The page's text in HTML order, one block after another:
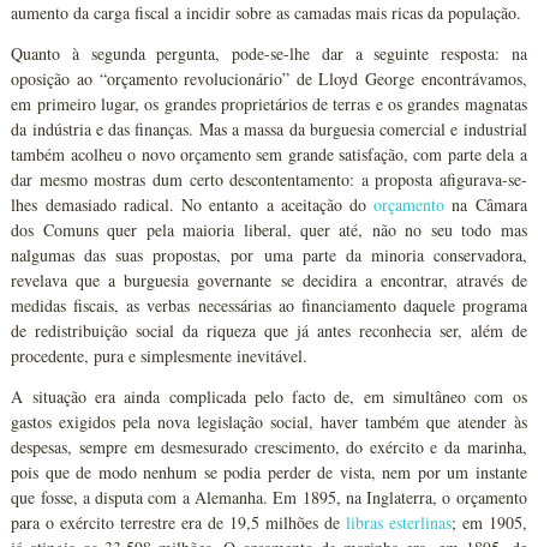
aumento da carga fiscal a incidir sobre as camadas mais ricas da população.
Quanto à segunda pergunta, pode-se-lhe dar a seguinte resposta: na
oposição ao “orçamento revolucionário” de Lloyd George encontrávamos,
em primeiro lugar, os grandes proprietários de terras e os grandes magnatas
da indústria e das finanças. Mas a massa da burguesia comercial e industrial
também acolheu o novo orçamento sem grande satisfação, com parte dela a
dar mesmo mostras dum certo descontentamento: a proposta afigurava-se-
lhes demasiado radical. No entanto a aceitação doorçamento na Câmara
dos Comuns quer pela maioria liberal, quer até, não no seu todo mas
nalgumas das suas propostas, por uma parte da minoria conservadora,
revelava que a burguesia governante se decidira a encontrar, através de
medidas fiscais, as verbas necessárias ao financiamento daquele programa
de redistribuição social da riqueza que já antes reconhecia ser, além de
procedente, pura e simplesmente inevitável.
A situação era ainda complicada pelo facto de, em simultâneo com os
gastos exigidos pela nova legislação social, haver também que atender às
despesas, sempre em desmesurado crescimento, do exército e da marinha,
pois que de modo nenhum se podia perder de vista, nem por um instante
que fosse, a disputa com a Alemanha. Em 1895, na Inglaterra, o orçamento
para o exército terrestre era de 19,5 milhões de libras esterlinas; em 1905,